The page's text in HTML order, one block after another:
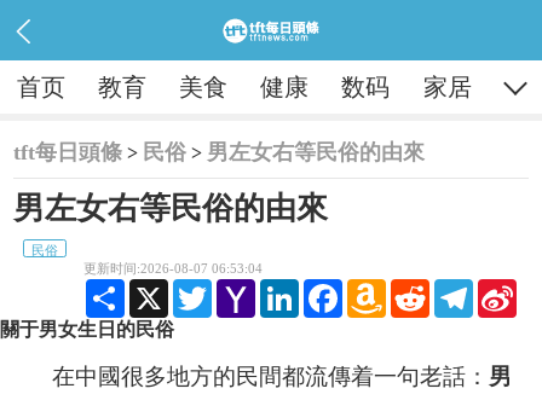

首页 教育 美食 健康 数码 家居
tft每日頭條 > 民俗 > 男左女右等民俗的由來
男左女右等民俗的由來
民俗
更新时间:2026-08-07 06:53:04
Share
Twitter
Yahoo
Mail
LinkedIn Facebook Amazon
Wish
Reddit Telegram
關于男女生日的民俗
在中國很多地方的民間都流傳着一句老話： 男